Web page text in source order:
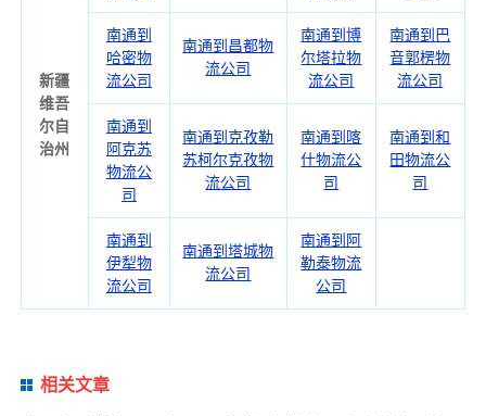
新疆
维吾
尔自
治州
南通到
哈密物
流公司
南通到昌都物
流公司
南通到博
尔塔拉物
流公司
南通到巴
音郭楞物
流公司
南通到
阿克苏
物流公
司
南通到克孜勒
苏柯尔克孜物
流公司
南通到喀
什物流公
司
南通到和
田物流公
司
南通到
伊犁物
流公司
南通到塔城物
流公司
南通到阿
勒泰物流
公司
相关文章